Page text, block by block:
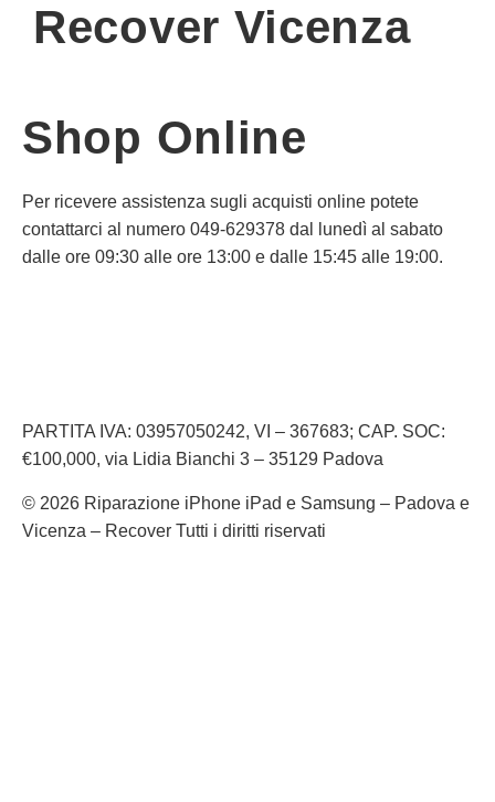
Recover Vicenza
Shop Online
Per ricevere assistenza sugli acquisti online potete
contattarci al numero 049-629378 dal lunedì al sabato
dalle ore 09:30 alle ore 13:00 e dalle 15:45 alle 19:00.
PARTITA IVA: 03957050242, VI – 367683; CAP. SOC:
€100,000, via Lidia Bianchi 3 – 35129 Padova
© 2026 Riparazione iPhone iPad e Samsung – Padova e
Vicenza – Recover Tutti i diritti riservati